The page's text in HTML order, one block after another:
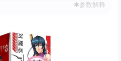
✱参数解释